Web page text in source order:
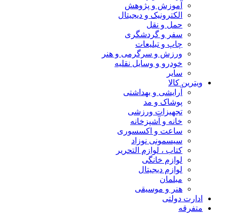
آموزش و پژوهش
الکترونیک و دیجیتال
حمل و نقل
سفر و گردشگری
چاپ و تبلیعات
ورزش و سرگرمی و هنر
خودرو و وسایل نقلیه
سایر
ویترین کالا
آرایشی و بهداشتی
پوشاک و مد
تجهیزات ورزشی
خانه و آشپزخانه
ساعت و اکسسوری
سیسمونی نوزاد
کتاب ، لوازم التحریر
لوازم خانگی
لوازم دیجیتال
مبلمان
هنر و موسیقی
ادارت دولتی
متفرقه